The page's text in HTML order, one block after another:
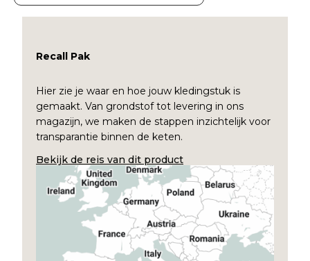
Recall Pak
Hier zie je waar en hoe jouw kledingstuk is
gemaakt. Van grondstof tot levering in ons
magazijn, we maken de stappen inzichtelijk voor
transparantie binnen de keten.
Bekijk de reis van dit product